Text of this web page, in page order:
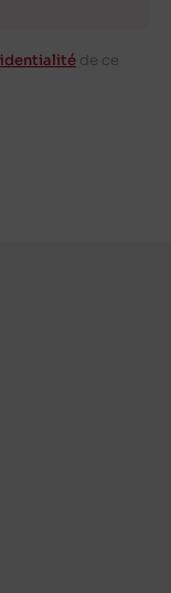
de ce